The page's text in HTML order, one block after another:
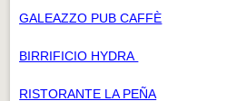
GALEAZZO PUB CAFFÈ
BIRRIFICIO HYDRA
RISTORANTE LA PEÑA